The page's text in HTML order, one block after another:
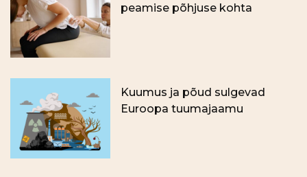
peamise põhjuse kohta
Kuumus ja põud sulgevad
Euroopa tuumajaamu